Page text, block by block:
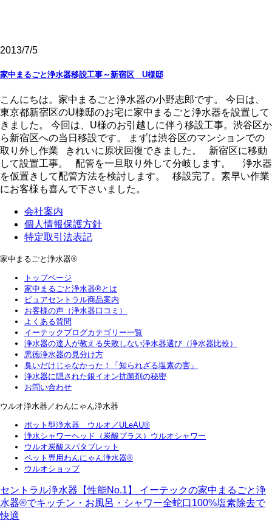
2013/7/5
家中まるごと浄水器移設工事～新宿区 U様邸
こんにちは。家中まるごと浄水器の小野志郎です。 今日は、
東京都新宿区のU様邸のお宅に家中まるごと浄水器を設置して
きました。 今回は、U様のお引越しに伴う移設工事。渋谷区か
ら新宿区への当日移設です。 まずは渋谷区のマンションでの
取り外し作業 きれいに原状回復できました。 新宿区に移動
して設置工事。 配管を一旦取り外して分岐します。 浄水器
を仮置きして配管方法を検討します。 移設完了。素早い作業
にお客様も喜んで下さいました。
会社案内
個人情報保護方針
特定取引法表記
家中まるごと浄水器®
トップページ
家中まるごと浄水器®とは
ピュアセントラル商品案内
お客様の声（浄水器口コミ）
よくある質問
イーテックブログカテゴリー一覧
浄水器の達人が教える失敗しない浄水器選び（浄水器比較）
悪徳浄水器の見分け方
臭いだけじゃなかった！「知られざる塩素の害」
浄水器に隠された銀イオン抗菌剤の秘密
お問い合わせ
ウルオ浄水器／わんにゃん浄水器
ポット型浄水器 ウルオ／ULeAU®
浄水シャワーヘッド（炭酸プラス）ウルオシャワー
ウルオ炭酸スパタブレット
ペット専用わんにゃん浄水器®
ウルオショップ
セントラル浄水器【性能No.1】 イーテックの家中まるごと浄
水器®でキッチン・お風呂・シャワー全蛇口100%塩素除去で
快適